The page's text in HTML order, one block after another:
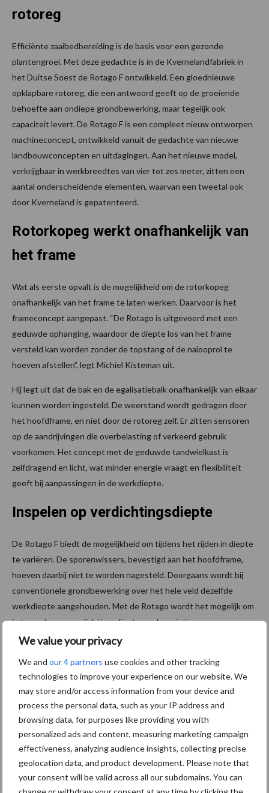
We value your privacy
We and our 4 partners use cookies and other tracking
technologies to improve your experience on our website. We
may store and/or access information from your device and
process the personal data, such as your IP address and
browsing data, for purposes like providing you with
personalized ads and content, measuring marketing campaign
effectiveness, analyzing audience insights, collecting precise
geolocation data, and product development. Please note that
your consent will be valid across all our subdomains. You can
rotoreg
Efficiënte zaaibedbereiding is de basis voor een gezonde
plantengroei. Met deze gedachte is in de Kvernelandfabriek in
het Duitse Soest de Rotago F ontwikkeld. Een gloednieuwe
opklapbare rotoreg, die een antwoord geeft op de groeiende
behoefte aan ondiepe grondbewerking, maar tegelijk ook
capaciteit levert. De Rotago F is een compleet nieuw ontworpen
machineconcept, ontwikkeld vanuit de gedachte van nieuwe
landbouwconcepten en uitdagingen. Aan het nieuwe model,
verkrijgbaar in werkbreedtes van vier tot zes meter, zitten een
aantal onderscheidende elementen, waarvan een tweetal ook
door Kverneland is gepatenteerd.
Rotorkopeg werkt onafhankelijk van
het frame
Wat als eerste opvalt is de mogelijkheid om de rotorkopeg
onafhankelijk van het frame te laten werken. Daarvoor is het
frameconcept aangepast. “De Rotago is uitgevoerd met een
geduwde ophanging, waardoor de diepte los van het frame
versteld kan worden zonder de topstang of de nalooprol te
hoeven afstellen”, legt Michiel Kisteman uit.
Hij legt uit dat de bak en de egalisatiebalk onafhankelijk van elkaar
kunnen worden ingesteld. De weerstand wordt gedragen door
het hoofdframe, en niet door de rotoreg zelf. Er zitten sensoren
op de aandrijvingen die overbelasting of verkeerd gebruik
voorkomen. Het concept met de geduwde tandwielkast is
zelfdragend en licht, wat minder energie vraagt en flexibiliteit
geeft bij aanpassingen in de werkdiepte.
Inspelen op verdichtingsdiepte
De Rotago F biedt de mogelijkheid om tijdens het rijden in diepte
te variëren. De sporenwissers, bevestigd aan het hoofdframe,
hoeven daarbij niet te worden nagesteld. Doorgaans wordt bij
conventionele grondbewerking over het hele veld dezelfde
werkdiepte aangehouden. Met de Rotago wordt het mogelijk om
in te spelen op verdichtingsdiepte en de variatie qua
beschikbaarheid van bodem. Met één druk op de terminal wordt
overigens ook met de basisversie , deze wordt rechtstreeks door
het trekkerventiel gestuurd.
Rotoren geschroefd onder de bak
De rotorkopeg is uitgevoerd met vier rotoren per meter. Die
zitten geschroefd onder de bak. Daar is volgens Kisteman
bewust voor gekozen. “Lassen geeft spanning in het materiaal en